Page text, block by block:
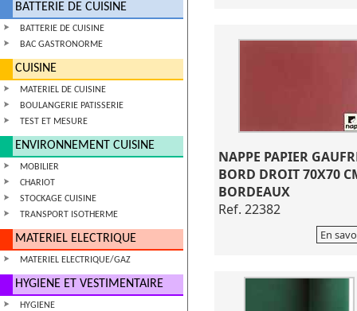
BATTERIE DE CUISINE
BATTERIE DE CUISINE
BAC GASTRONORME
CUISINE
MATERIEL DE CUISINE
BOULANGERIE PATISSERIE
TEST ET MESURE
ENVIRONNEMENT CUISINE
MOBILIER
CHARIOT
STOCKAGE CUISINE
TRANSPORT ISOTHERME
MATERIEL ELECTRIQUE
MATERIEL ELECTRIQUE/GAZ
HYGIENE ET VESTIMENTAIRE
HYGIENE
NAPPE PAPIER
BORD DROIT 70X70
BORDEAUX
Ref. 22382
En